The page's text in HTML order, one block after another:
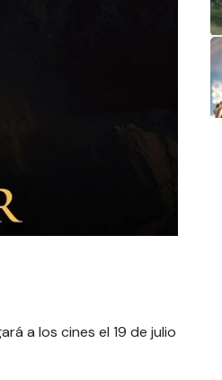
a los cines el 19 de julio